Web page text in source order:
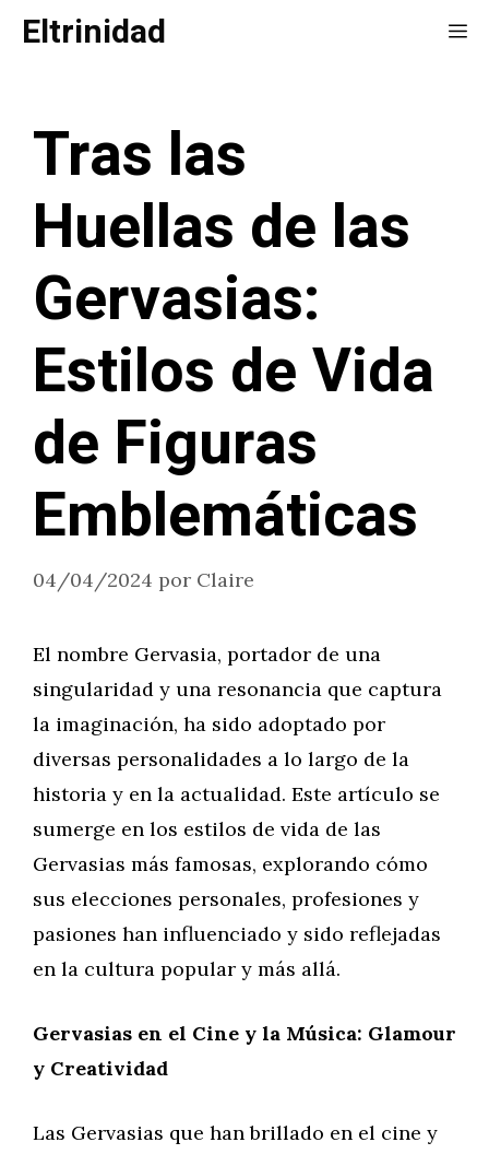
Saltar
Eltrinidad
Tras las
Huellas de las
Gervasias:
Estilos de Vida
de Figuras
Emblemáticas
04/04/2024 por Claire
El nombre Gervasia, portador de una
singularidad y una resonancia que captura
la imaginación, ha sido adoptado por
diversas personalidades a lo largo de la
historia y en la actualidad. Este artículo se
sumerge en los estilos de vida de las
Gervasias más famosas, explorando cómo
sus elecciones personales, profesiones y
pasiones han influenciado y sido reflejadas
en la cultura popular y más allá.
Gervasias en el Cine y la Música: Glamour
y Creatividad
Las Gervasias que han brillado en el cine y